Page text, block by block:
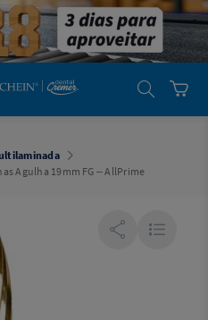
Agulha 19mm FG – AllPrime